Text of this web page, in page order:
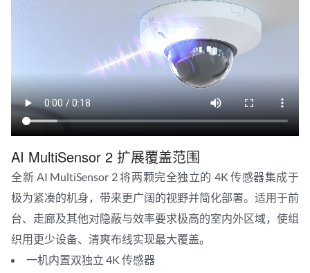
AI MultiSensor 2 扩展覆盖范围
全新 AI MultiSensor 2 将两颗完全独立的 4K 传感器集成于
极为紧凑的机身，带来更广阔的视野并简化部署。适用于前
台、走廊及其他对隐蔽与效率要求极高的室内外区域，使组
织用更少设备、清爽布线实现最大覆盖。
一机内置双独立 4K 传感器